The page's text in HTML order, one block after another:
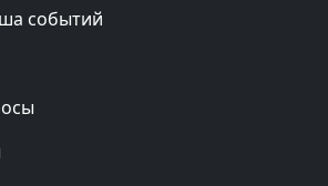
событий